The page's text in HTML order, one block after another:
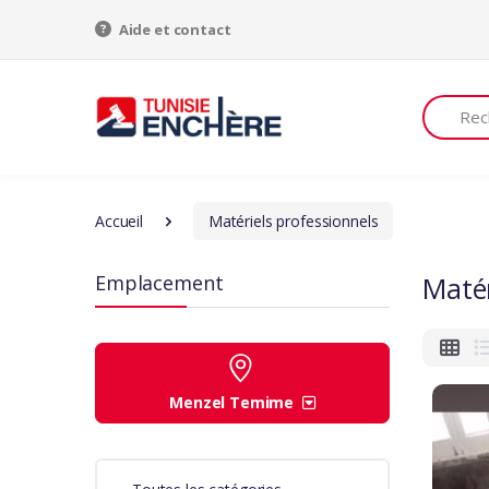
Aide et contact
Accueil Matériels professionnels
Emplacement
Menzel Temime